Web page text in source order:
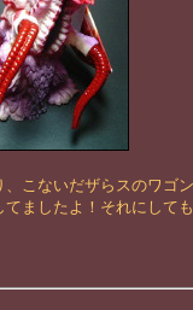
こないだザらスのワゴ
ましたよ！それにして